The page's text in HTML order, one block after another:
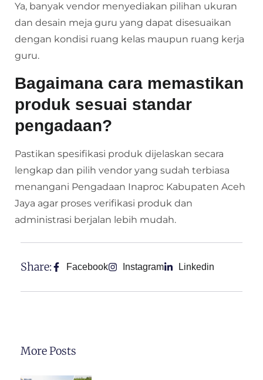
Ya, banyak vendor menyediakan pilihan ukuran
dan desain meja guru yang dapat disesuaikan
dengan kondisi ruang kelas maupun ruang kerja
guru.
Bagaimana cara memastikan
produk sesuai standar
pengadaan?
Pastikan spesifikasi produk dijelaskan secara
lengkap dan pilih vendor yang sudah terbiasa
menangani Pengadaan Inaproc Kabupaten Aceh
Jaya agar proses verifikasi produk dan
administrasi berjalan lebih mudah.
Share: Facebook Instagram Linkedin
More Posts